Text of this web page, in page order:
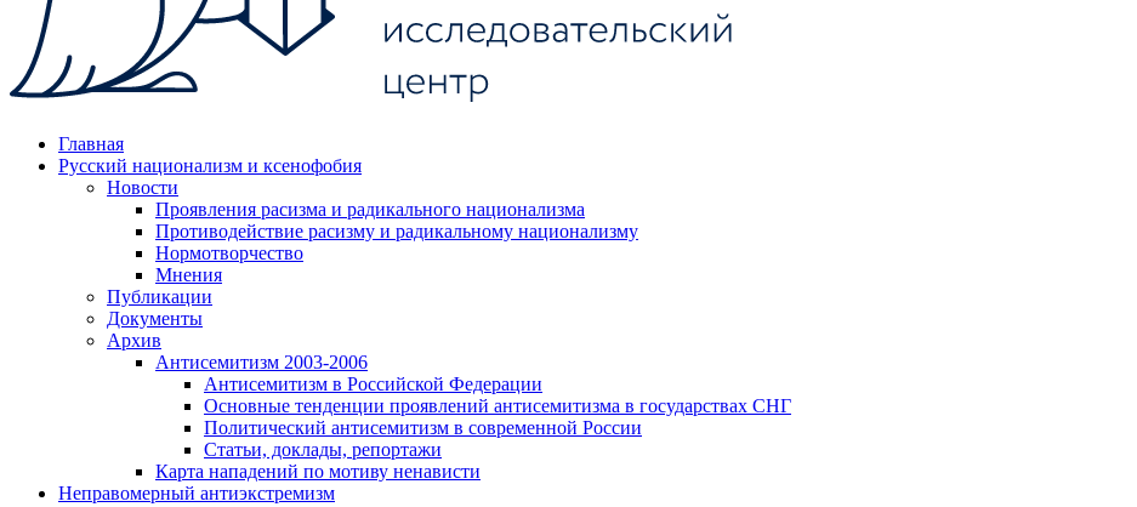
Главная
Русский национализм и ксенофобия
Новости
Проявления расизма и радикального национализма
Противодействие расизму и радикальному национализму
Нормотворчество
Мнения
Публикации
Документы
Архив
Антисемитизм 2003-2006
Антисемитизм в Российской Федерации
Основные тенденции проявлений антисемитизма в государствах СНГ
Политический антисемитизм в современной России
Статьи, доклады, репортажи
Карта нападений по мотиву ненависти
Неправомерный антиэкстремизм